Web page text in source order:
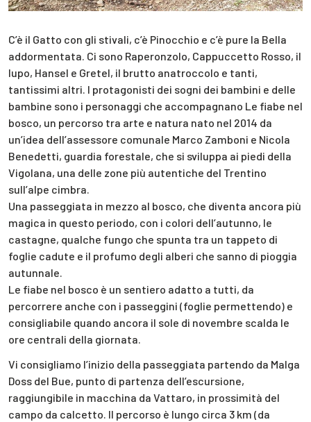
C’è il Gatto con gli stivali, c’è Pinocchio e c’è pure la Bella
addormentata. Ci sono Raperonzolo, Cappuccetto Rosso, il
lupo, Hansel e Gretel, il brutto anatroccolo e tanti,
tantissimi altri. I protagonisti dei sogni dei bambini e delle
bambine sono i personaggi che accompagnano Le fiabe nel
bosco, un percorso tra arte e natura nato nel 2014 da
un’idea dell’assessore comunale Marco Zamboni e Nicola
Benedetti, guardia forestale, che si sviluppa ai piedi della
Vigolana, una delle zone più autentiche del Trentino
sull’alpe cimbra.
Una passeggiata in mezzo al bosco, che diventa ancora più
magica in questo periodo, con i colori dell’autunno, le
castagne, qualche fungo che spunta tra un tappeto di
foglie cadute e il profumo degli alberi che sanno di pioggia
autunnale.
Le fiabe nel bosco è un sentiero adatto a tutti, da
percorrere anche con i passeggini (foglie permettendo) e
consigliabile quando ancora il sole di novembre scalda le
ore centrali della giornata.
Vi consigliamo l’inizio della passeggiata partendo da Malga
Doss del Bue, punto di partenza dell’escursione,
raggiungibile in macchina da Vattaro, in prossimità del
campo da calcetto. Il percorso è lungo circa 3 km (da